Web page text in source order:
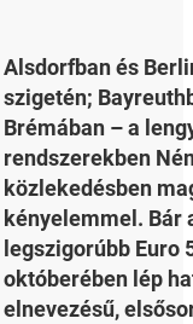
Alsdorfban és
szigetén;
Brémában – a
rendszerekben
közlekedésben
kényelemmel. Bár
legszigorúbb
októberében lép
elnevezésű,